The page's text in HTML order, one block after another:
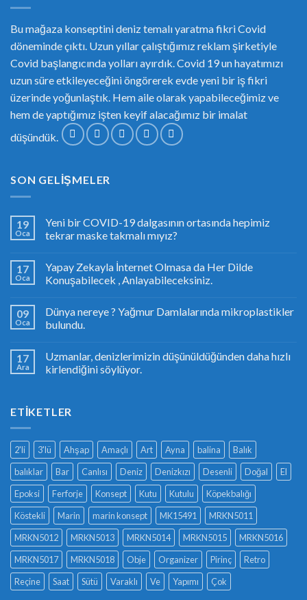
Bu mağaza konseptini deniz temalı yaratma fikri Covid
döneminde çıktı. Uzun yıllar çalıştığımız reklam şirketiyle
Covid başlangıcında yolları ayırdık. Covid 19 un hayatımızı
uzun süre etkileyeceğini öngörerek evde yeni bir iş fikri
üzerinde yoğunlaştık. Hem aile olarak yapabileceğimiz ve
hem de yaptığımız işten keyif alacağımız bir imalat
düşündük.
SON GELIŞMELER
19
Oca
Yeni bir COVID-19 dalgasının ortasında hepimiz
tekrar maske takmalı mıyız?
17
Oca
Yapay Zekayla İnternet Olmasa da Her Dilde
Konuşabilecek , Anlayabileceksiniz.
09
Oca
Dünya nereye ? Yağmur Damlalarında mikroplastikler
bulundu.
17
Ara
Uzmanlar, denizlerimizin düşünüldüğünden daha hızlı
kirlendiğini söylüyor.
ETIKETLER
2'li 3'lü Ahşap Amaçlı Art Ayna balina
Balık
balıklar
Bar Canlısı Deniz Denizkızı Desenli Doğal
El
Epoksi
Ferforje Konsept Kutu Kutulu
Köpekbalığı
Köstekli
Marin marin konsept MK15491
MRKN5011
MRKN5012
MRKN5013 MRKN5014 MRKN5015
MRKN5016
MRKN5017
MRKN5018 Obje Organizer Pirinç
Retro
Reçine
Saat Sütü Varaklı Ve Yapımı Çok